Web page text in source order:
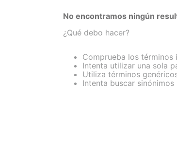
No encontramos ningún
¿Qué debo hacer?
Comprueba los términos
Intenta utilizar una sola
Utiliza términos
Intenta buscar